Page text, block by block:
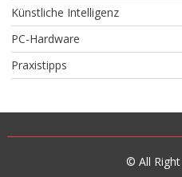
Künstliche Intelligenz
PC-Hardware
Praxistipps
© All Right